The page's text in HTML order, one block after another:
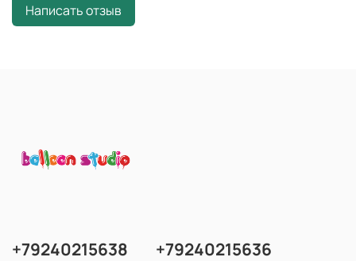
Написать отзыв
+79240215638 +79240215636